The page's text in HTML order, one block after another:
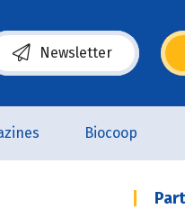
Newsletter
dans une nouvelle
Biocoop